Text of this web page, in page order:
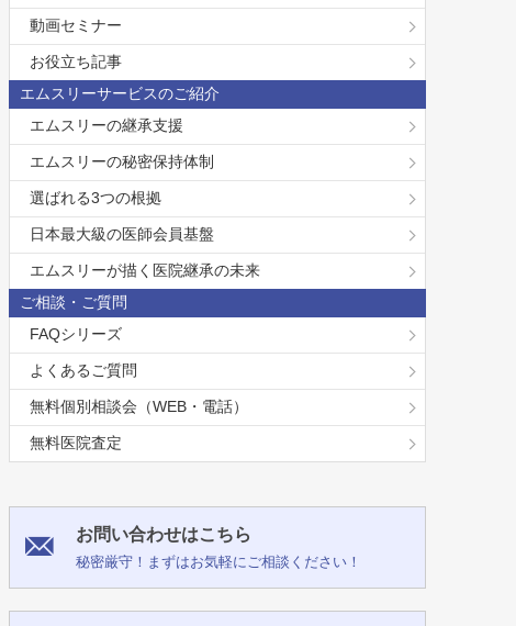
動画セミナー
お役立ち記事
エムスリーサービスのご紹介
エムスリーの継承支援
エムスリーの秘密保持体制
選ばれる3つの根拠
日本最大級の医師会員基盤
エムスリーが描く医院継承の未来
ご相談・ご質問
FAQシリーズ
よくあるご質問
無料個別相談会（WEB・電話）
無料医院査定
お問い合わせはこちら
秘密厳守！まずはお気軽にご相談ください！